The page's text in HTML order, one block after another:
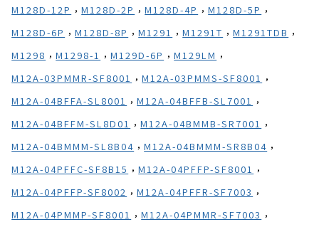
M128D-12P , M128D-2P , M128D-4P , M128D-5P ,
M128D-6P , M128D-8P , M1291 , M1291T , M1291TDB ,
M1298 , M1298-1 , M129D-6P , M129LM ,
M12A-03PMMR-SF8001 , M12A-03PMMS-SF8001 ,
M12A-04BFFA-SL8001 , M12A-04BFFB-SL7001 ,
M12A-04BFFM-SL8D01 , M12A-04BMMB-SR7001 ,
M12A-04BMMM-SL8B04 , M12A-04BMMM-SR8B04 ,
M12A-04PFFC-SF8B15 , M12A-04PFFP-SF8001 ,
M12A-04PFFP-SF8002 , M12A-04PFFR-SF7003 ,
M12A-04PMMP-SF8001 , M12A-04PMMR-SF7003 ,